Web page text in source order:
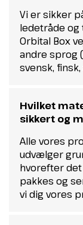
Vi er sikker
ledetråde og
Orbital Box
andre sprog
svensk,
Hvilket
sikkert og
Alle vores
udvælger
hvorefter det
pakkes og
vi dig vores